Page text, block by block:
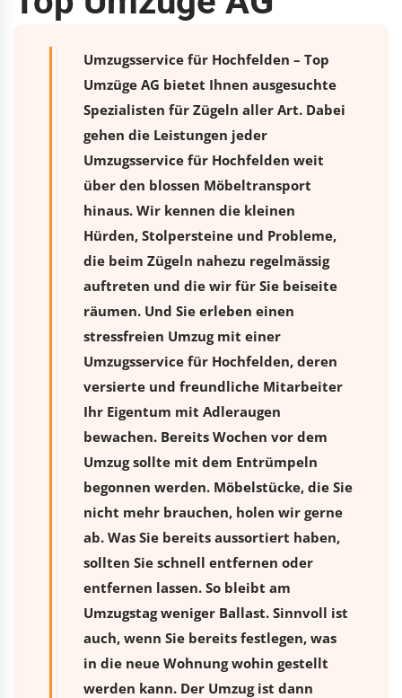
Umzugsservice für Hochfelden – Top
Umzüge AG bietet Ihnen ausgesuchte
Spezialisten für Zügeln aller Art. Dabei
gehen die Leistungen jeder
Umzugsservice für Hochfelden weit
über den blossen Möbeltransport
hinaus. Wir kennen die kleinen
Hürden, Stolpersteine und Probleme,
die beim Zügeln nahezu regelmässig
auftreten und die wir für Sie beiseite
räumen. Und Sie erleben einen
stressfreien Umzugmit einer
Umzugsservice für Hochfelden, deren
versierte und freundliche Mitarbeiter
Ihr Eigentum mit Adleraugen
bewachen. Bereits Wochen vor dem
Umzug sollte mit dem Entrümpeln
begonnen werden. Möbelstücke, die Sie
nicht mehr brauchen, holen wir gerne
ab. Was Sie bereits aussortiert haben,
sollten Sie schnell entfernen oder
entfernen lassen. So bleibt am
Umzugstag weniger Ballast. Sinnvoll ist
auch, wenn Sie bereits festlegen, was
in die neue Wohnung wohin gestellt
werden kann. Der Umzug ist dann